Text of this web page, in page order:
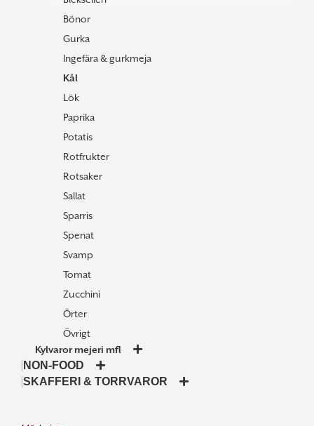
Bönor
Gurka
Ingefära & gurkmeja
Kål
Lök
Paprika
Potatis
Rotfrukter
Rotsaker
Sallat
Sparris
Spenat
Svamp
Tomat
Zucchini
Örter
Övrigt
Kylvaror mejeri mfl
NON-FOOD
SKAFFERI & TORRVAROR